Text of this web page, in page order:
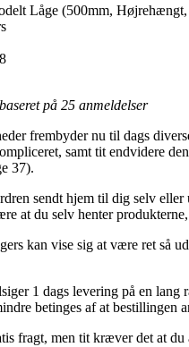
Låge (500mm,
på 25 anmeldelser
frembyder nu til dags
samt tit endvidere
37).
sendt hjem til dig selv
at du selv henter
kan vise sig at være ret så
1 dags levering på en
betinges af at bestillingen
fragt, men tit kræver det at